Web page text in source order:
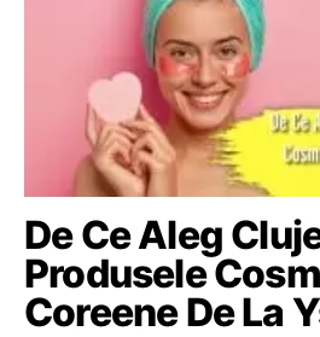
De Ce Aleg
Produsele
Coreene De La